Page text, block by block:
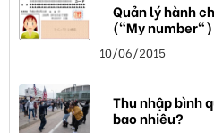
Quản lý hành
("My number")
10/06/2015
Thu nhập bình
bao nhiêu?